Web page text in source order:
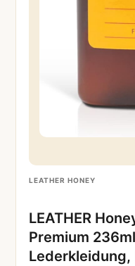
LEATHER HONEY
LEATHER
Premium
Lederkleidung,